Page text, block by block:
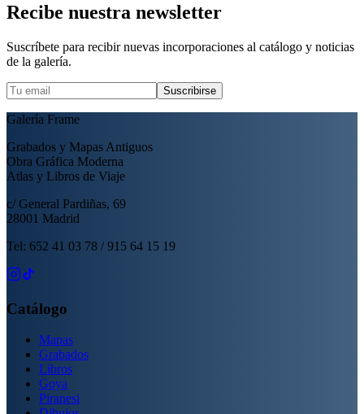
Recibe nuestra newsletter
Suscríbete para recibir nuevas incorporaciones al catálogo y noticias
de la galería.
Suscribirse
Galería Frame
Grabados y Mapas Antiguos
Obra Gráfica Moderna
Atlas y Libros de Viaje
c/ General Pardiñas, 69
28001 Madrid
Tel: 652 41 03 78 / 915 64 15 19
Catálogo
Mapas
Grabados
Libros
Goya
Piranesi